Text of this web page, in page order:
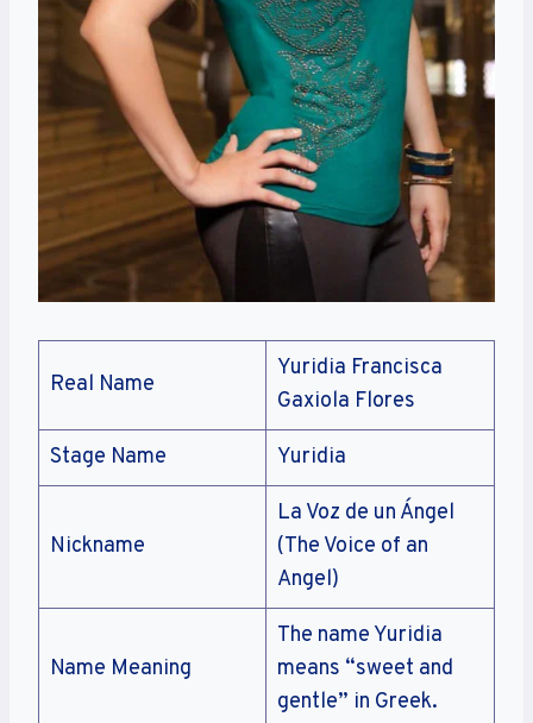
Real Name
Yuridia Francisca
Gaxiola Flores
Stage Name Yuridia
Nickname
La Voz de un Ángel
(The Voice of an
Angel)
Name Meaning
The name Yuridia
means “sweet and
gentle” in Greek.